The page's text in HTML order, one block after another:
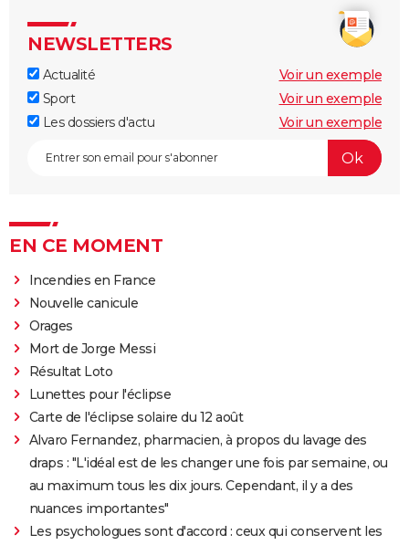
NEWSLETTERS
Actualité
Voir un exemple
Sport
Voir un exemple
Les dossiers d'actu
Voir un exemple
EN CE MOMENT
Incendies en France
Nouvelle canicule
Orages
Mort de Jorge Messi
Résultat Loto
Lunettes pour l'éclipse
Carte de l'éclipse solaire du 12 août
Alvaro Fernandez, pharmacien, à propos du lavage des
draps : "L'idéal est de les changer une fois par semaine, ou
au maximum tous les dix jours. Cependant, il y a des
nuances importantes"
Les psychologues sont d'accord : ceux qui conservent les